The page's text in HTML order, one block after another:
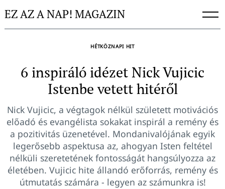
toEZ AZ A NAP! MAGAZIN
HÉTKÖZNAPI HIT
6 inspiráló idézet Nick Vujicic
Istenbe vetett hitéről
Nick Vujicic, a végtagok nélkül született motivációs
előadó és evangélista sokakat inspirál a remény és
a pozitivitás üzenetével. Mondanivalójának egyik
legerősebb aspektusa az, ahogyan Isten feltétel
nélküli szeretetének fontosságát hangsúlyozza az
életében. Vujicic hite állandó erőforrás, remény és
útmutatás számára - legyen az számunkra is!